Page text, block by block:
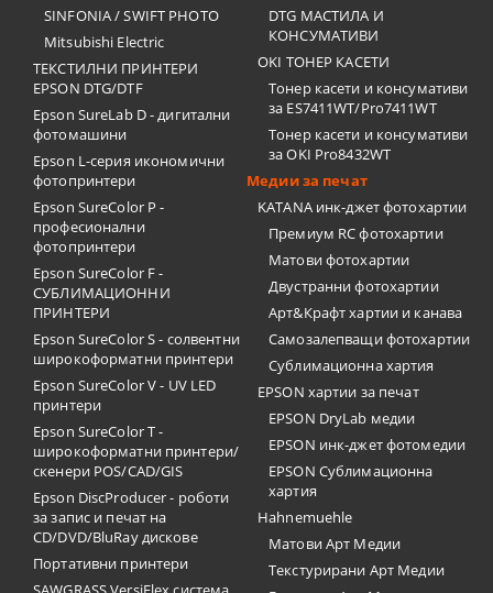
SINFONIA / SWIFT PHOTO
Mitsubishi Electric
ТЕКСТИЛНИ ПРИНТЕРИ
EPSON DTG/DTF
Epson SureLab D - дигитални
фотомашини
Epson L-серия икономични
фотопринтери
Epson SureColor P -
професионални
фотопринтери
Epson SureColor F -
СУБЛИМАЦИОННИ
ПРИНТЕРИ
Epson SureColor S - солвентни
широкоформатни принтери
Epson SureColor V - UV LED
принтери
Epson SureColor T -
широкоформатни принтери/
скенери POS/CAD/GIS
Epson DiscProducer - роботи
за запис и печат на
CD/DVD/BluRay дискове
Портативни принтери
DTG МАСТИЛА И
КОНСУМАТИВИ
OKI ТОНЕР КАСЕТИ
Тонер касети и консумативи
за ES7411WT/Pro7411WT
Тонер касети и консумативи
за OKI Pro8432WT
Медии за печат
KATANA инк-джет фотохартии
Премиум RC фотохартии
Матови фотохартии
Двустранни фотохартии
Арт&Крафт хартии и канава
Самозалепващи фотохартии
Сублимационна хартия
EPSON хартии за печат
EPSON DryLab медии
EPSON инк-джет фотомедии
EPSON Сублимационна
хартия
Hahnemuehle
Матови Арт Медии
Текстурирани Арт Медии